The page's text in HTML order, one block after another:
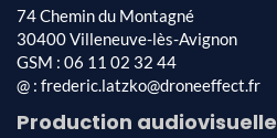
74 Chemin du Montagné
30400 Villeneuve-lès-Avignon
GSM : 06 11 02 32 44
@ : frederic.latzko@droneeffect.fr
Production audiovisuelle